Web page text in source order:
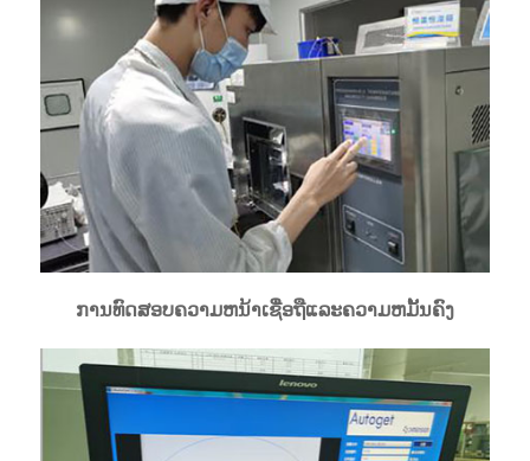
ການທົດສອບຄວາມຫນ້າເຊື່ອຖືແລະຄວາມຫມັ້ນຄົງ